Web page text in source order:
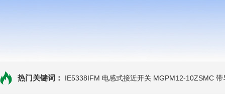
热门关键词： IE5338IFM 电感式接近开关 MGPM12-10ZSMC 带